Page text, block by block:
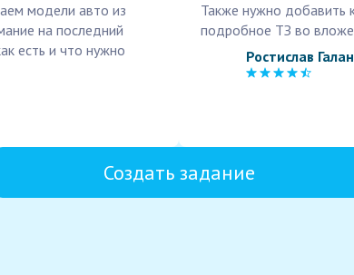
модели авто из
на последний
есть и что нужно
Также нужно добавить
подробное ТЗ во
Ростислав
Создать задание